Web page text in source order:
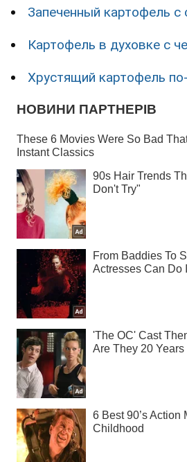
Запеченный картофель с
Картофель в духовке с
Хрустящий картофель